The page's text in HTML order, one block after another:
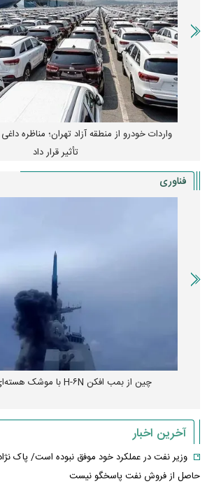
واردات خودرو از منطقه آزاد تهران؛ مناظره
تأثیر قرار داد
فناوری
چین از بمب افکن H-۶N با موشک هسته‌ای رونمایی کرد
آخرین اخبار
وزیر نفت در عملکرد خود موفق نبوده است/ پاک
حاصل از فروش نفت پاسخگو نیست